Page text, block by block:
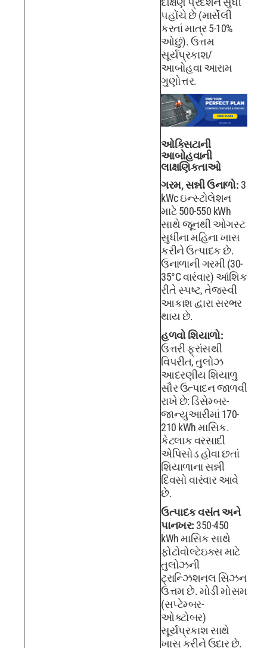
પહોંચે છે (માર્સેલી
કરતાં માત્ર 5-10%
ઓછું). ઉત્તમ
સૂર્યપ્રકાશ/
આબોહવા આરામ
ગુણોત્તર.
ઓક્સિટાની
આબોહવાની
લાક્ષણિકતાઓ
ગરમ, સન્ની ઉનાળો: 3
kWc ઇન્સ્ટોલેશન
માટે 500-550 kWh
સાથે જૂનથી ઓગસ્ટ
સુધીના મહિના ખાસ
કરીને ઉત્પાદક છે.
ઉનાળાની ગરમી (30-
35°C વારંવાર) આંશિક
રીતે સ્પષ્ટ, તેજસ્વી
આકાશ દ્વારા સરભર
થાય છે.
હળવો શિયાળો:
ઉત્તરી ફ્રાંસથી
વિપરીત, તુલોઝ
આદરણીય શિયાળુ
સૌર ઉત્પાદન જાળવી
રાખે છે: ડિસેમ્બર-
જાન્યુઆરીમાં 170-
210 kWh માસિક.
કેટલાક વરસાદી
એપિસોડ હોવા છતાં
શિયાળાના સન્ની
દિવસો વારંવાર આવે
છે.
ઉત્પાદક વસંત અને
પાનખર: 350-450
kWh માસિક સાથે
ફોટોવોલ્ટેઇક્સ માટે
તુલોઝની
ટ્રાન્ઝિશનલ સિઝન
ઉત્તમ છે. મોડી મોસમ
(સપ્ટેમ્બર-
ઓક્ટોબર)
સૂર્યપ્રકાશ સાથે
ખાસ કરીને ઉદાર છે.